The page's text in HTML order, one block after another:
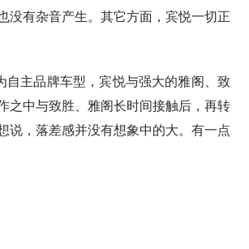
没有杂音产生。其它方面，宾悦一切正
自主品牌车型，宾悦与强大的雅阁、致
之中与致胜、雅阁长时间接触后，再转
说，落差感并没有想象中的大。有一点